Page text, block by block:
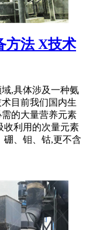
方法 X技术
,具体涉及一种氨
目前我们国内生
的大量营养元素
收利用的次量元素
硼、钼、钴,更不含